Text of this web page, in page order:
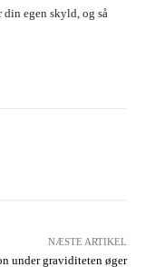
din egen skyld, og så
NÆSTE ARTIKEL
under graviditeten øger